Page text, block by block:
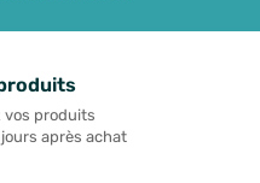
vos produits
jours après achat